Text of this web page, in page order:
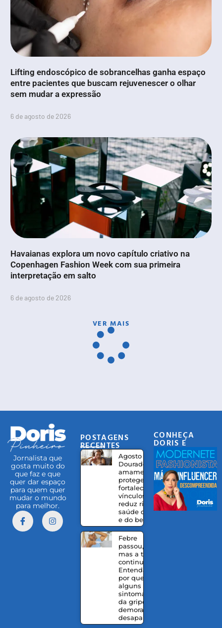
Lifting endoscópico de sobrancelhas ganha espaço
entre pacientes que buscam rejuvenescer o olhar
sem mudar a expressão
6 de agosto de 2026
Havaianas explora um novo capítulo criativo na
Copenhagen Fashion Week com sua primeira
interpretação em salto
6 de agosto de 2026
VER MAIS
Jornalista que
gosta muito do
que faz e que
quer dar espaço
para quem quer
mudar o mundo
para melhor.
POSTAGENS
RECENTES
Agosto
Dourado:
amamentação
protege,
fortalece
vínculos e
reduz riscos à
saúde da mãe
e do bebê
Febre
passou,
mas a tosse
continua?
Entenda
por que
alguns
sintomas
da gripe
demoram a
desaparecer
CONHEÇA
DORIS E
EQUIPE